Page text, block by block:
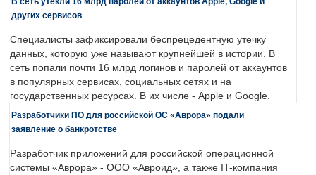
других сервисов
Специалисты зафиксировали беспрецедентную утечку
данных, которую уже называют крупнейшей в истории. В
сеть попали почти 16 млрд логинов и паролей от аккаунтов
в популярных сервисах, социальных сетях и на
государственных ресурсах. В их числе - Apple и Google.
Разработчики ПО для российской ОС «Аврора» подали
заявление о банкротстве
Разработчик приложений для российской операционной
системы «Аврора» - ООО «Авроид», а также IT-компания